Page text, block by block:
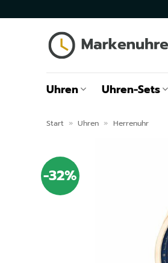
Uhren Uhren-Sets
Start » Uhren » Herrenuhr
-32%